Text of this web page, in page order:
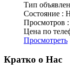
Тип
Состояние :
Просмотров :
Цена по
Просмотреть
Кратко о Нас